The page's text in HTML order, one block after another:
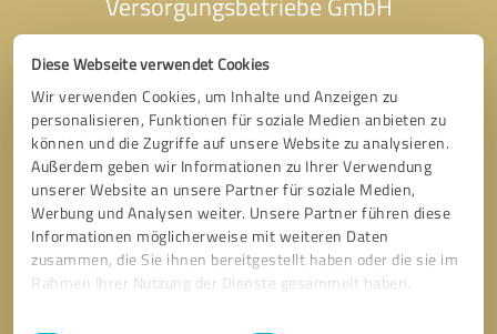
Diese Webseite verwendet Cookies
Wir verwenden Cookies, um Inhalte und Anzeigen zu
personalisieren, Funktionen für soziale Medien anbieten zu
können und die Zugriffe auf unsere Website zu analysieren.
Außerdem geben wir Informationen zu Ihrer Verwendung
unserer Website an unsere Partner für soziale Medien,
Werbung und Analysen weiter. Unsere Partner führen diese
Informationen möglicherweise mit weiteren Daten
zusammen, die Sie ihnen bereitgestellt haben oder die sie im
Rahmen Ihrer Nutzung der Dienste gesammelt haben.
Impressum Datenschutzbestimmungen
Einwilligungsauswahl